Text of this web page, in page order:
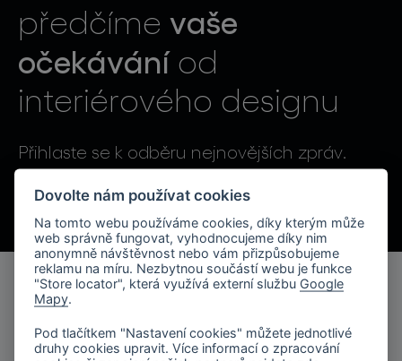
projekty
produkty
projekty
o značce
předčíme vaše
očekáváníod
interiérového designu
Přihlaste se k odběru nejnovějších zpráv.
Odesláním souhlasíte se zpracováním osobních údajů.
produkty
kolekce svítidel
Dovolte nám používat cookies
Na tomto webu používáme cookies, díky kterým může
web správně fungovat, vyhodnocujeme díky nim
anonymně návštěvnost nebo vám přizpůsobujeme
reklamu na míru. Nezbytnou součástí webu je funkce
"Store locator", která využívá externí službu Google
Mapy.
Pod tlačítkem "Nastavení cookies" můžete jednotlivé
druhy cookies upravit. Více informací o zpracování